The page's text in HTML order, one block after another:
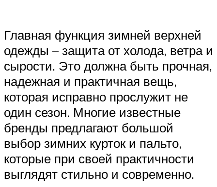
Главная функция зимней верхней
одежды – защита от холода, ветра и
сырости. Это должна быть прочная,
надежная и практичная вещь,
которая исправно прослужит не
один сезон. Многие известные
бренды предлагают большой
выбор зимних курток и пальто,
которые при своей практичности
выглядят стильно и современно.